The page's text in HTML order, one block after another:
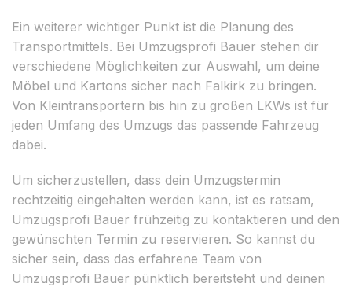
Ein weiterer wichtiger Punkt ist die Planung des
Transportmittels. Bei Umzugsprofi Bauer stehen dir
verschiedene Möglichkeiten zur Auswahl, um deine
Möbel und Kartons sicher nach Falkirk zu bringen.
Von Kleintransportern bis hin zu großen LKWs ist für
jeden Umfang des Umzugs das passende Fahrzeug
dabei.
Um sicherzustellen, dass dein Umzugstermin
rechtzeitig eingehalten werden kann, ist es ratsam,
Umzugsprofi Bauer frühzeitig zu kontaktieren und den
gewünschten Termin zu reservieren. So kannst du
sicher sein, dass das erfahrene Team von
Umzugsprofi Bauer pünktlich bereitsteht und deinen